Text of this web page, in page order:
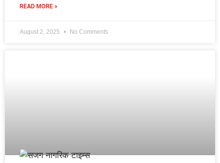
READ MORE »
August 2, 2025 No Comments